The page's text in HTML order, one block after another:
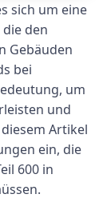
sich um eine
den
Gebäuden
bei
um
und
Artikel
ein, die
600 in